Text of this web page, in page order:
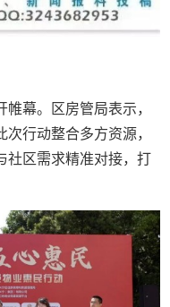
帷幕。区房管局表示，
行动整合多方资源，
社区需求精准对接，打